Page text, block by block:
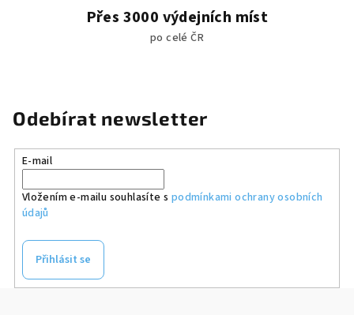
Přes 3000 výdejních míst
po celé ČR
Odebírat newsletter
E-mail
Vložením e-mailu souhlasíte s podmínkami ochrany osobních
údajů
Přihlásit se